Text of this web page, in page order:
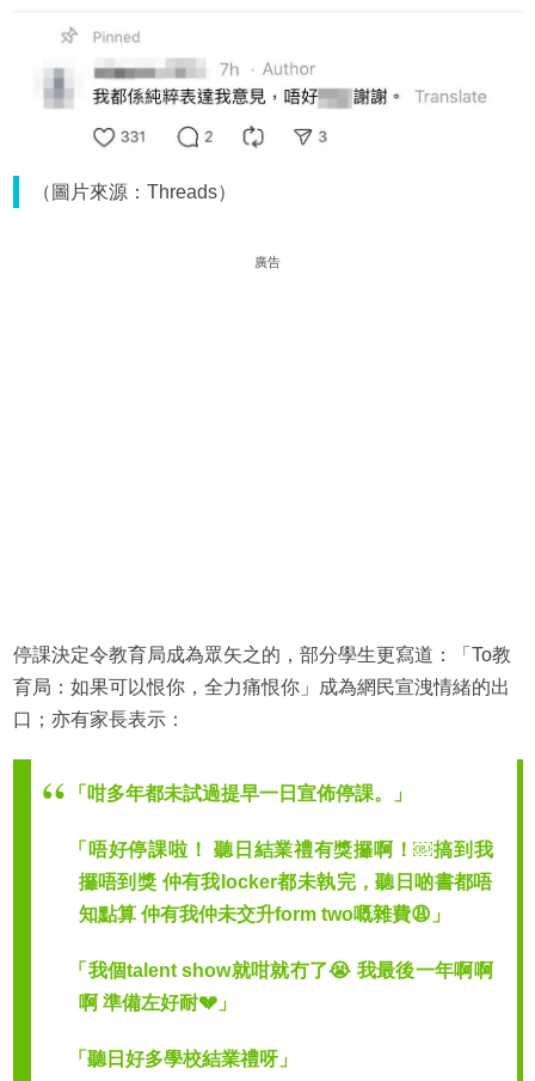
（圖片來源：Threads）
廣告
停課決定令教育局成為眾矢之的，部分學生更寫道：「To教
育局：如果可以恨你，全力痛恨你」成為網民宣洩情緒的出
口；亦有家長表示：
「咁多年都未試過提早一日宣佈停課。」
「唔好停課啦！ 聽日結業禮有獎攞啊！￼搞到我
攞唔到獎 仲有我locker都未執完，聽日啲書都唔
知點算 仲有我仲未交升form two嘅雜費😩」
「我個talent show就咁就冇了😭 我最後一年啊啊
啊 準備左好耐💔」
「聽日好多學校結業禮呀」